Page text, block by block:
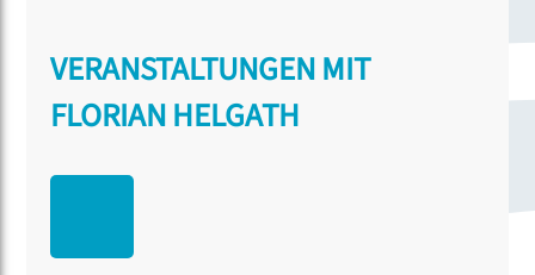
VERANSTALTUNGEN MIT
FLORIAN HELGATH